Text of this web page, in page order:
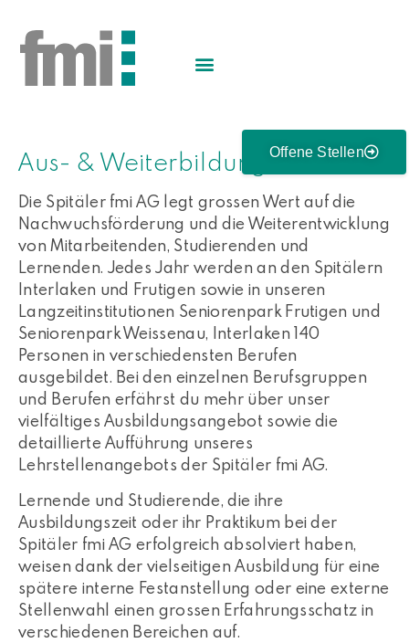
Aus- & Weiterbildung
Die Spitäler fmi AG legt grossen Wert auf die
Nachwuchsförderung und die Weiterentwicklung
von Mitarbeitenden, Studierenden und
Lernenden. Jedes Jahr werden an den Spitälern
Interlaken und Frutigen sowie in unseren
Langzeitinstitutionen Seniorenpark Frutigen und
Seniorenpark Weissenau, Interlaken 140
Personen in verschiedensten Berufen
ausgebildet. Bei den einzelnen Berufsgruppen
und Berufen erfährst du mehr über unser
vielfältiges Ausbildungsangebot sowie die
detaillierte Aufführung unseres
Lehrstellenangebots der Spitäler fmi AG.
Lernende und Studierende, die ihre
Ausbildungszeit oder ihr Praktikum bei der
Spitäler fmi AG erfolgreich absolviert haben,
weisen dank der vielseitigen Ausbildung für eine
spätere interne Festanstellung oder eine externe
Stellenwahl einen grossen Erfahrungsschatz in
verschiedenen Bereichen auf.
Offene Stellen